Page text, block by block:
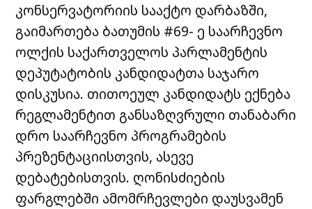
კონსერვატორიის სააქტო დარბაზში,
გაიმართება ბათუმის #69- ე საარჩევნო
ოლქის საქართველოს პარლამენტის
დეპუტატობის კანდიდატთა საჯარო
დისკუსია. თითოეულ კანდიდატს ექნება
რეგლამენტით განსაზღვრული თანაბარი
დრო საარჩევნო პროგრამების
პრეზენტაციისთვის, ასევე
დებატებისთვის. ღონისძიების
ფარგლებში ამომრჩევლები დაუსვამენ